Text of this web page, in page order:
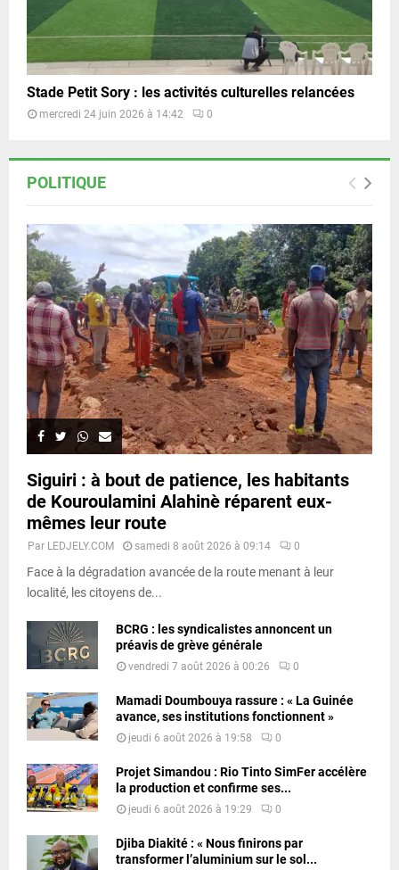
Stade Petit Sory : les activités culturelles relancées
mercredi 24 juin 2026 à 14:42 0
POLITIQUE
Siguiri : à bout de patience, les habitants
de Kouroulamini Alahinè réparent eux-
mêmes leur route
Par LEDJELY.COM samedi 8 août 2026 à 09:14 0
Face à la dégradation avancée de la route menant à leur
localité, les citoyens de...
BCRG : les syndicalistes annoncent un
préavis de grève générale
vendredi 7 août 2026 à 00:26 0
Mamadi Doumbouya rassure : « La Guinée
avance, ses institutions fonctionnent »
jeudi 6 août 2026 à 19:58 0
Projet Simandou : Rio Tinto SimFer accélère
la production et confirme ses...
jeudi 6 août 2026 à 19:29 0
Djiba Diakité : « Nous finirons par
transformer l’aluminium sur le sol...